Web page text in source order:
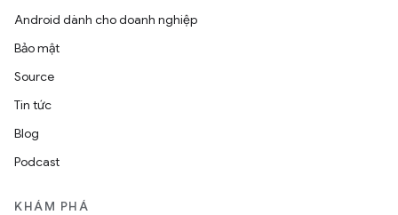
Android dành cho doanh nghiệp
Bảo mật
Source
Tin tức
Blog
Podcast
KHÁM PHÁ